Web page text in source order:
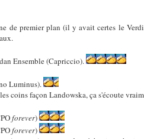
de premier plan (il y avait certes le
Ensemble (Capriccio).
Luminus).
coins façon Landowska, ça s'écoute
forever)
forever)